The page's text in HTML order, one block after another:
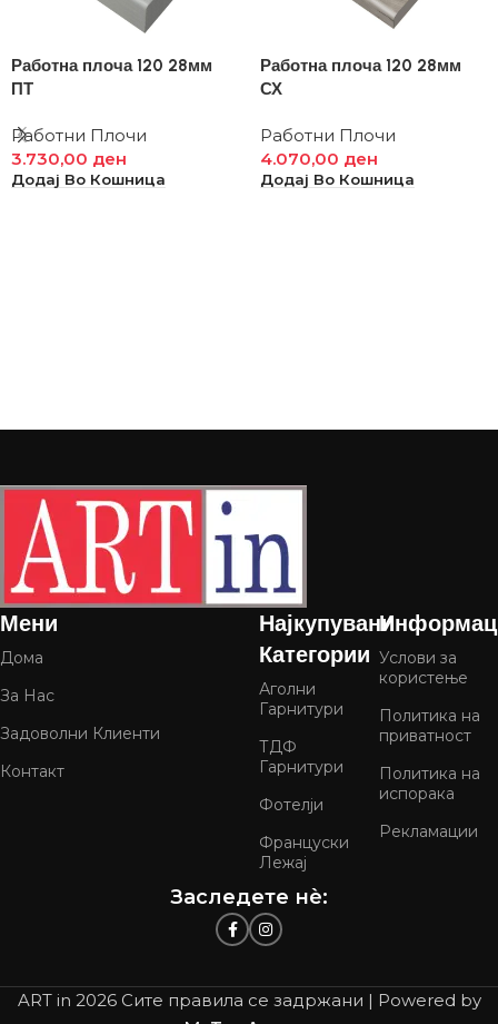
Работна плоча 120 28мм
ПТ
Работни Плочи
3.730,00 ден
Додај Во Кошница
Работна плоча 120 28мм
СХ
Работни Плочи
4.070,00 ден
Додај Во Кошница
Мени
Дома
За Нас
Задоволни Клиенти
Контакт
Најкупувани
Категории
Аголни
Гарнитури
ТДФ
Гарнитури
Фотелји
Француски
Лежај
Услови за
користење
Политика на
приватност
Политика на
испорака
Рекламации
Заследете нѐ:
ART in 2026 Сите правила се задржани | Powered by